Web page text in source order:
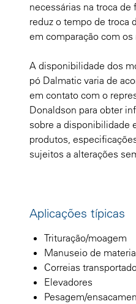
necessárias na troca de
reduz o tempo de troca
em comparação com
A disponibilidade dos
pó Dalmatic varia de
em contato com o
Donaldson para obter
sobre a disponibilidade
produtos,
sujeitos a alterações
Aplicações típicas
Trituração/moagem
Manuseio de
Correias
Elevadores
Pesagem/